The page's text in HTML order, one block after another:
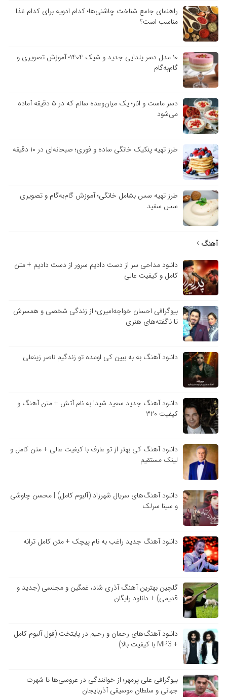
راهنمای جامع شناخت چاشنی‌ها؛ کدام ادویه برای کدام غذا
مناسب است؟
۱۰ مدل دسر یلدایی جدید و شیک ۱۴۰۴؛ آموزش تصویری و
گام‌به‌گام
دسر ماست و انار؛ یک میان‌وعده سالم که در ۵ دقیقه آماده
می‌شود
طرز تهیه پنکیک خانگی ساده و فوری؛ صبحانه‌ای در ۱۰ دقیقه
طرز تهیه سس بشامل خانگی؛ آموزش گام‌به‌گام و تصویری
سس سفید
آهنگ
دانلود مداحی سر از دست دادیم سرور از دست دادیم + متن
کامل و کیفیت عالی
بیوگرافی احسان خواجه‌امیری؛ از زندگی شخصی و همسرش
تا ناگفته‌های هنری
دانلود آهنگ به به ببین کی اومده تو زندگیم ناصر زینعلی
دانلود آهنگ جدید سعید شیدا به نام آتش + متن آهنگ و
کیفیت ۳۲۰
دانلود آهنگ کی بهتر از تو عارف با کیفیت عالی + متن کامل و
لینک مستقیم
دانلود آهنگ‌های سریال شهرزاد (آلبوم کامل) | محسن چاوشی
و سینا سرلک
دانلود آهنگ جدید راغب به نام پیچک + متن کامل ترانه
گلچین بهترین آهنگ آذری شاد، غمگین و مجلسی (جدید و
قدیمی) + دانلود رایگان
دانلود آهنگ‌های رحمان و رحیم در پایتخت (فول آلبوم کامل
+ MP3 با کیفیت بالا)
بیوگرافی علی پرمهر؛ از خوانندگی در عروسی‌ها تا شهرت
جهانی و سلطان موسیقی آذربایجان